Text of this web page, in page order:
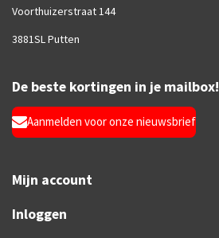
Voorthuizerstraat 144
3881SL Putten
De beste kortingen in je mailbox!
Aanmelden voor onze nieuwsbrief
Mijn account
Inloggen